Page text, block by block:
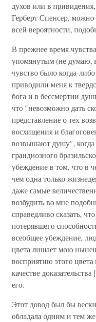
духов или в
Герберт Спенсер,
всей вероятности,
В прежнее время
упомянутым (не думаю,
чувство было когда-
приводили меня к
бога и в бессмертии
что "невозможно дать
представление о тех
восхищения и
возвышают душу",
грандиозного
убеждение в том, что в
чем одна только
даже самые
возбудить во мне
справедливо сказать,
потерявшего
всеобщее убеждение,
цвета лишает мою
восприятию этого
качестве
его.
Этот довод был бы
обладала одним и тем